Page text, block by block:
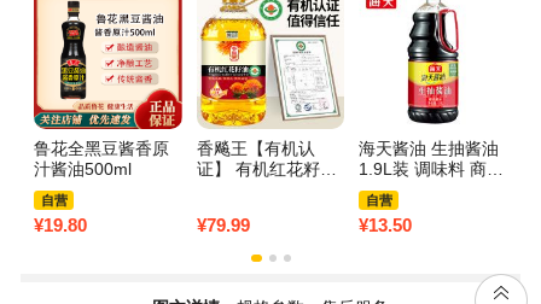
鲁花全黑豆酱香原
汁酱油500ml
自营
¥19.80
香飚王【有机认
证】 有机红花籽油
ml
¥79.99
海天酱油 生抽酱油
1.9L装 调味料 商用
家用生抽 炒菜凉拌
提鲜酿造酱油
自营
¥13.50